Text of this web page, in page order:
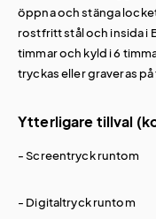
öppna och stänga
rostfritt stål och insida i
timmar och kyld i 6
tryckas eller graveras
Ytterligare tillval
- Screentryck runtom
- Digitaltryck runtom